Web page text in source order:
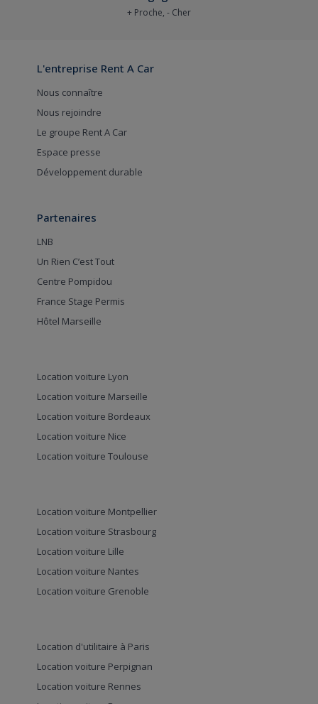
+ Proche, - Cher
L'entreprise Rent A Car
Nous connaître
Nous rejoindre
Le groupe Rent A Car
Espace presse
Développement durable
Partenaires
LNB
Un Rien C’est Tout
Centre Pompidou
France Stage Permis
Hôtel Marseille
Location voiture Lyon
Location voiture Marseille
Location voiture Bordeaux
Location voiture Nice
Location voiture Toulouse
Location voiture Montpellier
Location voiture Strasbourg
Location voiture Lille
Location voiture Nantes
Location voiture Grenoble
Location d'utilitaire à Paris
Location voiture Perpignan
Location voiture Rennes